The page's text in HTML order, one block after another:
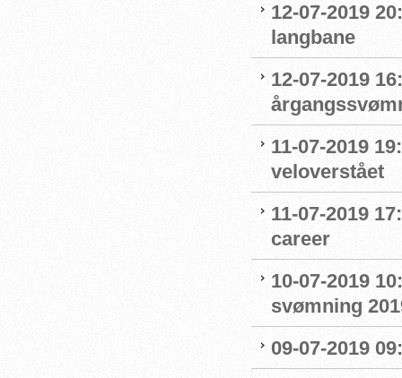
12-07-2019
langbane
12-07-2019
11-07-2019
veloverstået
11-07-2019
career
10-07-2019
svømning
09-07-2019